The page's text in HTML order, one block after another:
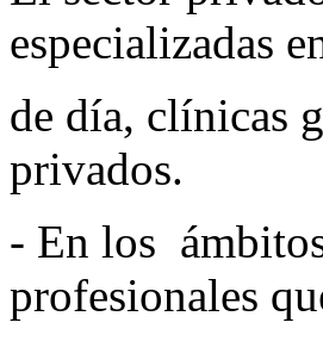
especializadas
de día, clínicas
privados.
- En los
profesionales